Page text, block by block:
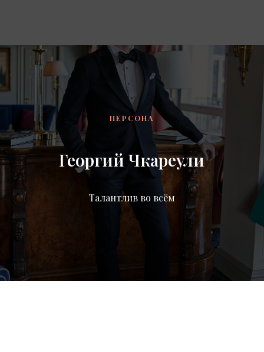
ПЕРСОНА
Георгий Чкареули
Талантлив во всём